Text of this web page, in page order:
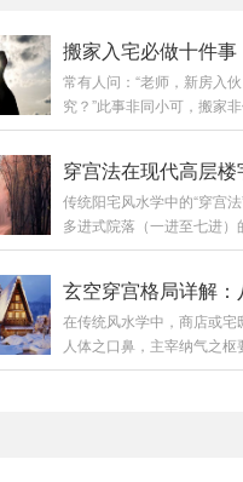
搬家入宅必做十件
常有人问：“老师，新房入
究？”此事非同小可，搬家
宅气场的“重置”。新宅如同
位详述搬家入宅之完整流程
章：择日与准备——万事开
良辰吉日此为重中之重。
吉而行。避凶：避开农历
注“宜入宅”之吉日；天气宜
光”。时辰：以上午7至11
盛，最宜搬迁。下...
穿宫法在现代高层
传统阳宅风水学中的“穿宫
多进式院落（一进至七进
是将住宅坐向与建筑层次
流转的原理，同样可延展
楼层选择。一、现代楼宇的
认为，住宅第一层的五行
向为正东、正南、正西、
在传统风水学中，商店或宅
人体之口鼻，主宰纳气之
户成对开启时，会形成强